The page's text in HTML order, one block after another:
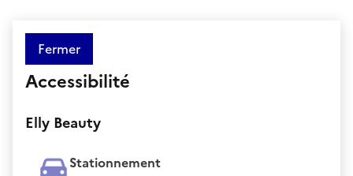
Fermer
Accessibilité
Elly Beauty
Stationnement